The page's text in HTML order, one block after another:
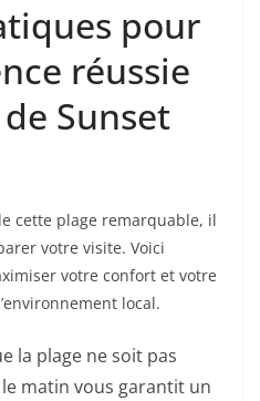
pour
réussie
Sunset
cette plage remarquable, il
votre visite. Voici
votre confort et votre
local.
la plage ne soit pas
matin vous garantit un